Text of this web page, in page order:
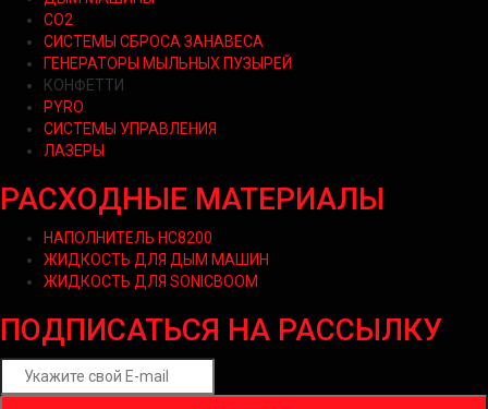
CO2
СИСТЕМЫ СБРОСА ЗАНАВЕСА
ГЕНЕРАТОРЫ МЫЛЬНЫХ ПУЗЫРЕЙ
КОНФЕТТИ
PYRO
СИСТЕМЫ УПРАВЛЕНИЯ
ЛАЗЕРЫ
РАСХОДНЫЕ МАТЕРИАЛЫ
НАПОЛНИТЕЛЬ HC8200
ЖИДКОСТЬ ДЛЯ ДЫМ МАШИН
ЖИДКОСТЬ ДЛЯ SONICBOOM
ПОДПИСАТЬСЯ НА РАССЫЛКУ